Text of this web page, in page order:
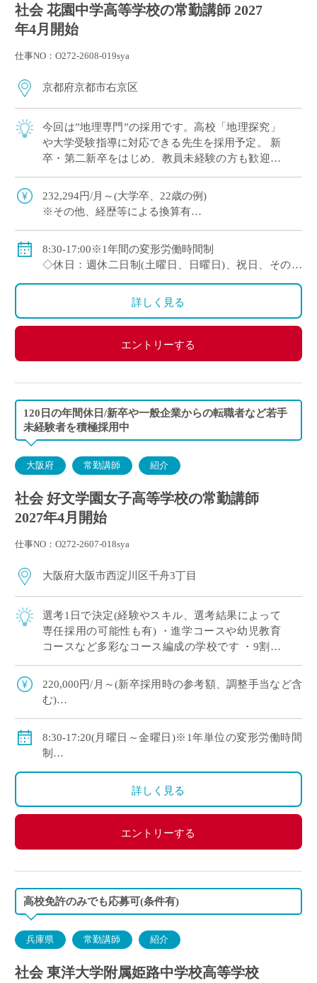
社会 花園中学高等学校の常勤講師 2027
年4月開始
仕事NO：O272-2608-019sya
京都府京都市右京区
今回は”地理専門”の採用です。高校「地理探究」
や大学受験指導に対応できる先生を採用予定。 新
卒・第二新卒をはじめ、教員未経験の方も歓迎し
い方にも適した […]
232,294円/月～(大学卒、22歳の例)
※その他、経歴等による換算有
◇賞与：有
◇保険：私学共済、雇用保険、労災保険
8:30-17:00※1年間の変形労働時間制
◇休日：週休二日制(土曜日、日曜日)、祝日、その他
詳しく見る
エントリーする
120日の年間休日/新卒や一般企業からの転職者など若手
未経験者を積極採用中
大阪府 常勤講師 紹介
社会 好文学園女子高等学校の常勤講師
2027年4月開始
仕事NO：O272-2607-018sya
大阪府大阪市西淀川区千舟3丁目
選考1日で決定(経験やスキル、選考結果によって
専任採用の可能性も有) ・進学コースや幼児教育
コースなど多彩なコース編成の学校です ・9割以
す ・新卒や社会人からのキャリアチェン […]
220,000円/月～(新卒採用時の参考額、調整手当など含
む)
◇保険：私学共済、雇用保険、労災保険
8:30-17:20(月曜日～金曜日)※1年単位の変形労働時間
制
・土曜日、日曜日、祝日、その他学校スケジュールに
詳しく見る
エントリーする
高校免許のみでも応募可(条件有)
兵庫県 常勤講師 紹介
社会 東洋大学附属姫路中学校高等学校